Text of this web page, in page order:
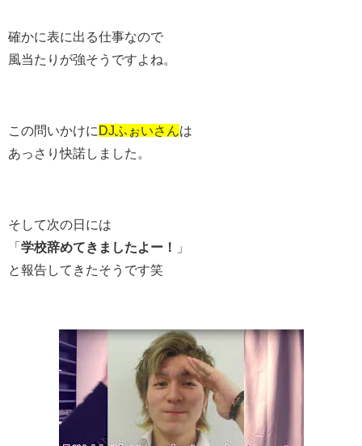
確かに表に出る仕事なので
風当たりが強そうですよね。
この問いかけに DJふぉいさんは
あっさり快諾しました。
そして次の日には
「 学校辞めてきましたよー！
」
と報告してきたそうです笑